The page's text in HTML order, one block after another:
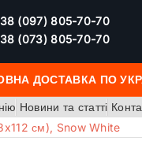
ДОСТАВКА ПО
(097) 805-70-70
(073) 805-70-70
Новини та статті
см), Snow White